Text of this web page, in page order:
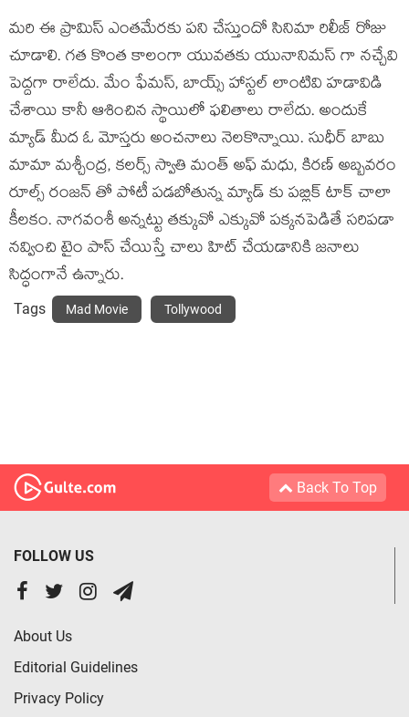
మరి ఈ ప్రామిస్ ఎంతమేరకు పని చేస్తుందో సినిమా రిలీజ్ రోజు
చూడాలి. గత కొంత కాలంగా యువతకు యునానిమస్ గా నచ్చేవి
పెద్దగా రాలేదు. మేం ఫేమస్, బాయ్స్ హాస్టల్ లాంటివి హడావిడి
చేశాయి కానీ ఆశించిన స్థాయిలో ఫలితాలు రాలేదు. అందుకే
మ్యాడ్ మీద ఓ మోస్తరు అంచనాలు నెలకొన్నాయి. సుధీర్ బాబు
మామా మశ్చీంద్ర, కలర్స్ స్వాతి మంత్ అఫ్ మధు, కిరణ్ అబ్బవరం
రూల్స్ రంజన్ తో పోటీ పడబోతున్న మ్యాడ్ కు పబ్లిక్ టాక్ చాలా
కీలకం. నాగవంశీ అన్నట్టు తక్కువో ఎక్కువో పక్కనపెడితే సరిపడా
నవ్వించి టైం పాస్ చేయిస్తే చాలు హిట్ చేయడానికి జనాలు
సిద్ధంగానే ఉన్నారు.
Tags Mad Movie Tollywood
Back To Top
FOLLOW US
About Us
Editorial Guidelines
Privacy Policy